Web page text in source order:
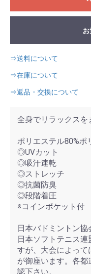
⇒送料について
⇒在庫について
⇒返品・交換について
全身でリラックスを
ポリエステル80%ポ
◎UVカット
◎吸汗速乾
◎ストレッチ
◎抗菌防臭
◎段階着圧
※コインポケット付
日本バドミントン協
日本ソフトテニス
すが、大会によって
が御座います。各
認下さい。